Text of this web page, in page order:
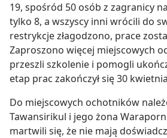
19, spośród 50 osób z zagranicy
tylko 8, a wszyscy inni wrócili do
restrykcje złagodzono, prace
Zaproszono więcej miejscowych
przeszli szkolenie i pomogli
etap prac zakończył się 30
Do miejscowych ochotników
Tawansirikul i jego żona
martwili się, że nie mają